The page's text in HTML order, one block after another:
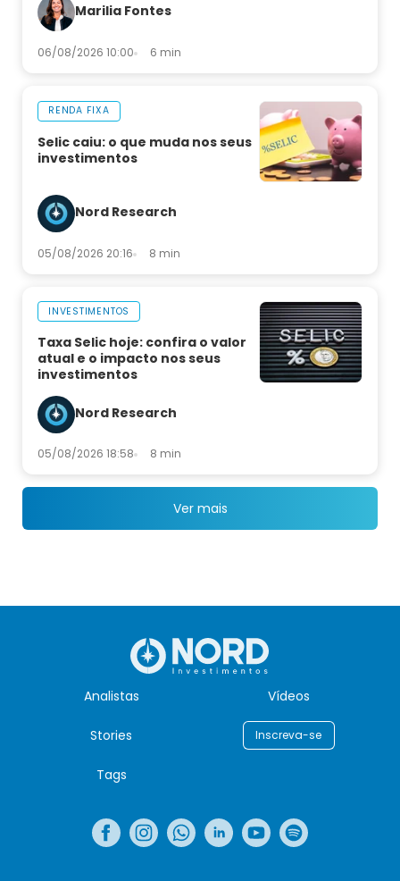
Marilia Fontes
06/08/2026 10:00 6 min
RENDA FIXA
Selic caiu: o que muda nos seus
investimentos
Nord Research
05/08/2026 20:16 8 min
INVESTIMENTOS
Taxa Selic hoje: confira o valor
atual e o impacto nos seus
investimentos
Nord Research
05/08/2026 18:58 8 min
Ver mais
Analistas Vídeos
Stories Inscreva-se
Tags